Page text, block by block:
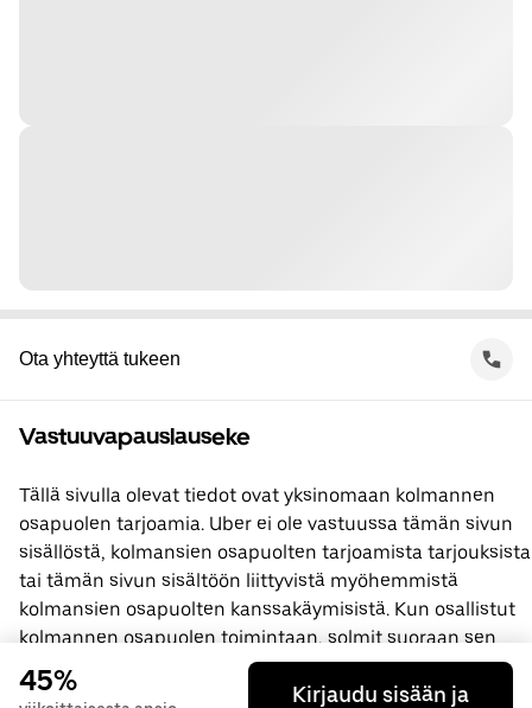
Ota yhteyttä tukeen
Vastuuvapauslauseke
Tällä sivulla olevat tiedot ovat yksinomaan kolmannen
osapuolen tarjoamia. Uber ei ole vastuussa tämän sivun
sisällöstä, kolmansien osapuolten tarjoamista tarjouksista
tai tämän sivun sisältöön liittyvistä myöhemmistä
kolmansien osapuolten kanssakäymisistä. Kun osallistut
kolmannen osapuolen toimintaan, solmit suoraan sen
kanssa sopimuksen, jossa Uber ei ole osapuolena. Jos
sinulla on kysyttävää, ota yhteyttä suoraan kolmanteen
45% Kirjaudu sisään ja